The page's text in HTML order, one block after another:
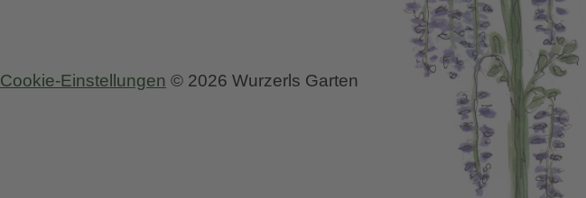
Cookie-Einstellungen © 2026 Wurzerls Garten